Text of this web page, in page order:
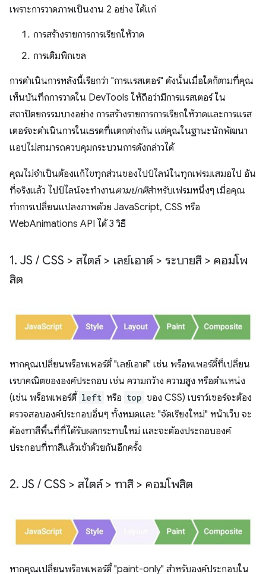
เพราะการวาดภาพเป็นงาน 2 อย่าง ได้แก่
การสร้างรายการการเรียกให้วาด
การเติมพิกเซล
การดำเนินการหลังนี้เรียกว่า "การแรสเตอร์" ดังนั้นเมื่อใดก็ตามที่คุณ
เห็นบันทึกการวาดใน DevTools ให้ถือว่ามีการแรสเตอร์ ใน
สถาปัตยกรรมบางอย่าง การสร้างรายการการเรียกให้วาดและการแรส
เตอร์จะดำเนินการในเธรดที่แตกต่างกัน แต่คุณในฐานะนักพัฒนา
แอปไม่สามารถควบคุมกระบวนการดังกล่าวได้
คุณไม่จำเป็นต้องแก้ไขทุกส่วนของไปป์ไลน์ในทุกเฟรมเสมอไป อัน
ที่จริงแล้ว ไปป์ไลน์จะทำงานตามปกติสำหรับเฟรมหนึ่งๆ เมื่อคุณ
ทำการเปลี่ยนแปลงภาพด้วย JavaScript, CSS หรือ
WebAnimations API ได้ 3 วิธี
1. JS / CSS > สไตล์ > เลย์เอาต์ > ระบายสี > คอมโพ
สิต
หากคุณเปลี่ยนพร็อพเพอร์ตี้ "เลย์เอาต์" เช่น พร็อพเพอร์ตี้ที่เปลี่ยน
เรขาคณิตขององค์ประกอบ เช่น ความกว้าง ความสูง หรือตําแหน่ง
(เช่น พร็อพเพอร์ตี้ left หรือ top ของ CSS) เบราว์เซอร์จะต้อง
ตรวจสอบองค์ประกอบอื่นๆ ทั้งหมดและ "จัดเรียงใหม่" หน้าเว็บ จะ
ต้องทาสีพื้นที่ที่ได้รับผลกระทบใหม่ และจะต้องประกอบองค์
ประกอบที่ทาสีแล้วเข้าด้วยกันอีกครั้ง
2. JS / CSS > สไตล์ > ทาสี > คอมโพสิต
หากคุณเปลี่ยนพร็อพเพอร์ตี้ "paint-only" สำหรับองค์ประกอบใน